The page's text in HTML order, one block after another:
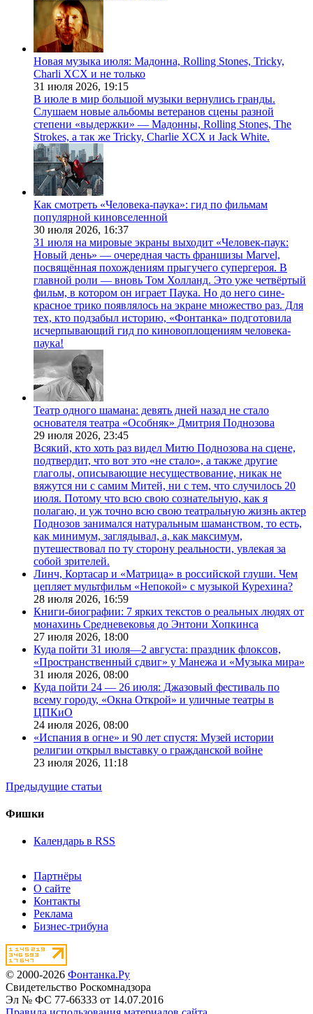
Новая музыка июля: Мадонна, Rolling Stones, Tricky,
Charli XCX и не только
31 июля 2026, 19:15
В июле в мир большой музыки вернулись гранды.
Слушаем новые альбомы ветеранов сцены разной
степени «выдержки» — Мадонны, Rolling Stones, The
Strokes, а так же Tricky, Charlie XCX и Jack White.
Как смотреть «Человека-паука»: гид по фильмам
популярной киновселенной
30 июля 2026, 16:37
31 июля на мировые экраны выходит «Человек-паук:
Новый день» — очередная часть франшизы Marvel,
посвящённая похождениям прыгучего супергероя. В
главной роли — вновь Том Холланд. Это уже четвёртый
фильм, в котором он играет Паука. Но до него сине-
красное трико появлялось на экране множество раз. Для
тех, кто подзабыл историю, «Фонтанка» подготовила
исчерпывающий гид по киновоплощениям человека-
паука!
Театр одного шамана: девять дней назад не стало
основателя театра «Особняк» Дмитрия Поднозова
29 июля 2026, 23:45
Всякий, кто хоть раз видел Митю Поднозова на сцене,
подтвердит, что вот это «не стало», а также другие
глаголы, описывающие несуществование, никак не
вяжутся ни с самим Митей, ни с тем, что случилось 20
июля. Потому что всю свою сознательную, как я
полагаю, и уж точно всю свою театральную жизнь актер
Поднозов занимался натуральным шаманством, то есть,
как минимум, заглядывал, а, как максимум,
путешествовал по ту сторону реальности, увлекая за
собой зрителей.
Линч, Кортасар и «Матрица» в российской глуши. Чем
цепляет мультфильм «Непокой» с музыкой Курехина?
28 июля 2026, 16:59
Книги-биографии: 7 ярких текстов о реальных людях от
монахинь Средневековья до Энтони Хопкинса
27 июля 2026, 18:00
Куда пойти 31 июля—2 августа: праздник флоксов,
«Пространственный сдвиг» у Манежа и «Музыка мира»
31 июля 2026, 08:00
Куда пойти 24 — 26 июля: Джазовый фестиваль по
всему городу, «Окна Открой» и уличные театры в
ЦПКиО
24 июля 2026, 08:00
«Испания в огне» и 90 лет спустя: Музей истории
религии открыл выставку о гражданской войне
23 июля 2026, 11:18
Предыдущие статьи
Фишки
Календарь в RSS
Партнёры
О сайте
Контакты
Реклама
Бизнес-трибуна
© 2000-2026 Фонтанка.Ру
Свидетельство Роскомнадзора
Эл № ФС 77-66333 от 14.07.2016